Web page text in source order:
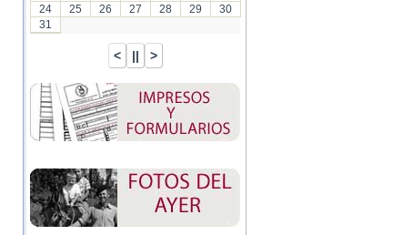
24
25 26 27 28 29
30
31